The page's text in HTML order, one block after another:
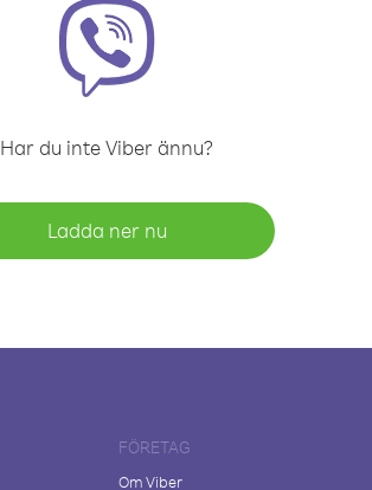
Har du inte Viber ännu?
Ladda ner nu
FÖRETAG
Om Viber